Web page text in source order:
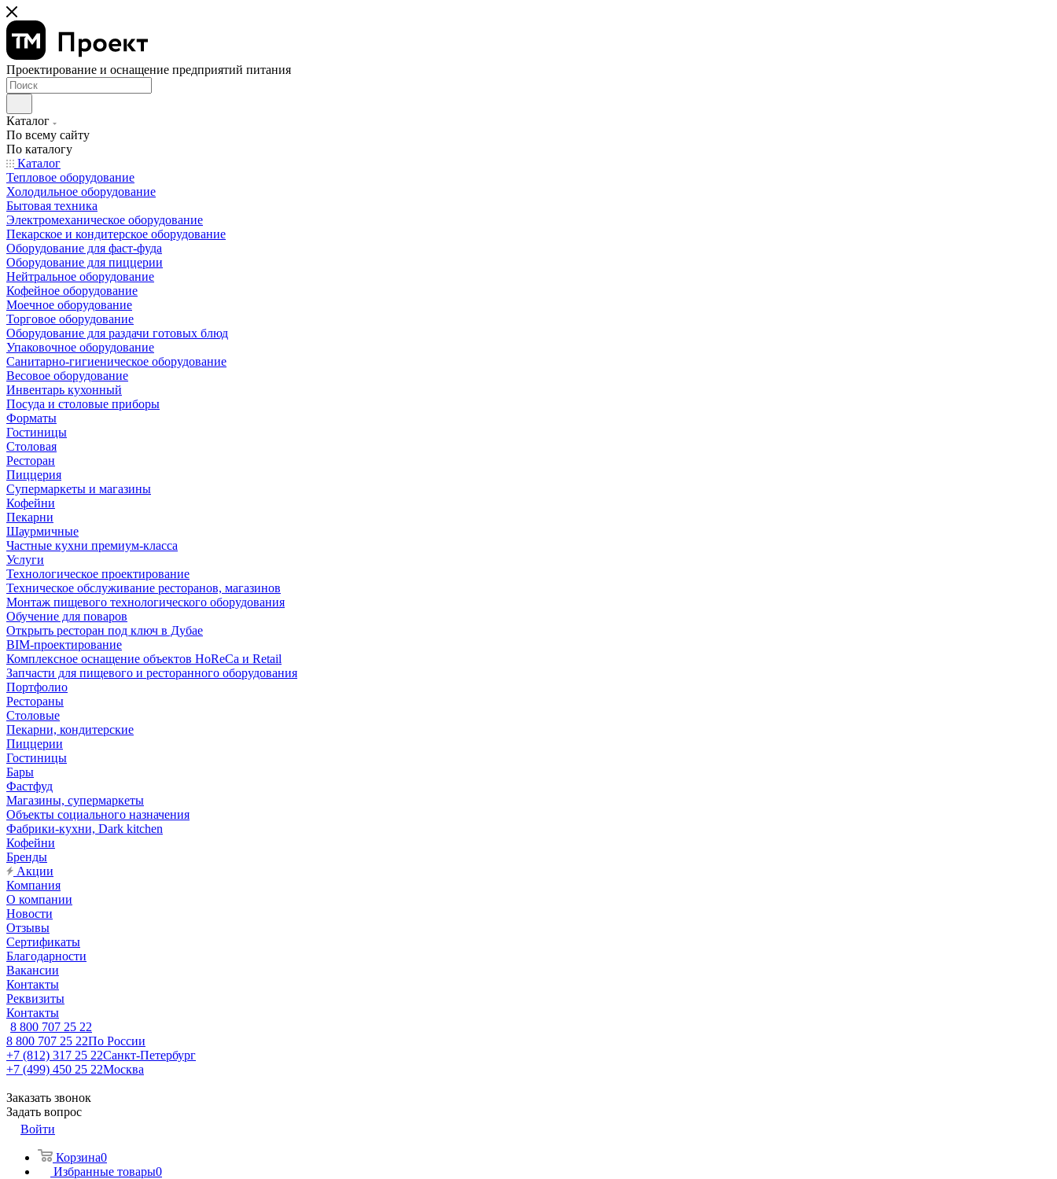
Проектирование и оснащение предприятий питания
Каталог
По всему сайту
По каталогу
Каталог
Тепловое оборудование
Холодильное оборудование
Бытовая техника
Электромеханическое оборудование
Пекарское и кондитерское оборудование
Оборудование для фаст-фуда
Оборудование для пиццерии
Нейтральное оборудование
Кофейное оборудование
Моечное оборудование
Торговое оборудование
Оборудование для раздачи готовых блюд
Упаковочное оборудование
Санитарно-гигиеническое оборудование
Весовое оборудование
Инвентарь кухонный
Посуда и столовые приборы
Форматы
Гостиницы
Столовая
Ресторан
Пиццерия
Супермаркеты и магазины
Кофейни
Пекарни
Шаурмичные
Частные кухни премиум-класса
Услуги
Технологическое проектирование
Техническое обслуживание ресторанов, магазинов
Монтаж пищевого технологического оборудования
Обучение для поваров
Открыть ресторан под ключ в Дубае
BIM-проектирование
Комплексное оснащение объектов HoReCa и Retail
Запчасти для пищевого и ресторанного оборудования
Портфолио
Рестораны
Столовые
Пекарни, кондитерские
Пиццерии
Гостиницы
Бары
Фастфуд
Магазины, супермаркеты
Объекты социального назначения
Фабрики-кухни, Dark kitchen
Кофейни
Бренды
Акции
Компания
О компании
Новости
Отзывы
Сертификаты
Благодарности
Вакансии
Контакты
Реквизиты
Контакты
8 800 707 25 22
8 800 707 25 22По России
+7 (812) 317 25 22Санкт-Петербург
+7 (499) 450 25 22Москва
Заказать звонок
Задать вопрос
Войти
Корзина0
Избранные товары0